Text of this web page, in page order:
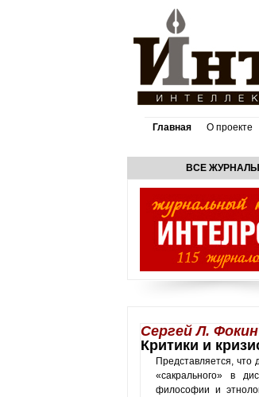
Главная О проекте
ВСЕ ЖУРНАЛЫ
Сергей Л. Фокин
Критики и
Представляется, что
«сакрального» в
философии и